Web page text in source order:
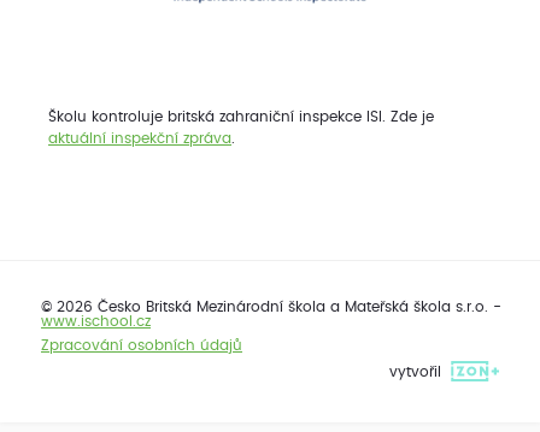
Školu kontroluje britská zahraniční inspekce ISI. Zde je
aktuální inspekční zpráva
© 2026 Česko Britská Mezinárodní škola a Mateřská škola s.r.o. -
www.ischool.cz
Zpracování osobních údajů
vytvořil